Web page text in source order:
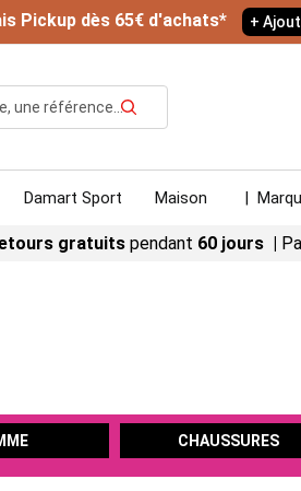
Pickup dès 65€ d'achats* +
Rechercher
Damart Sport Maison |
gratuits pendant 60 jours |
CHAUSSURES